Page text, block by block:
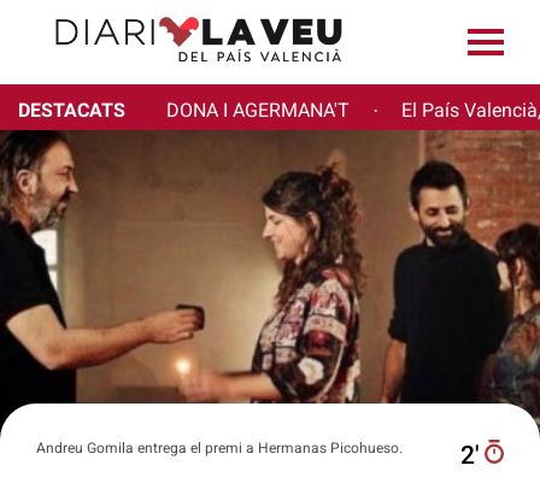
DESTACATS DONA I AGERMANA'T · El País
Andreu Gomila entrega el premi a Hermanas Picohueso. 2′